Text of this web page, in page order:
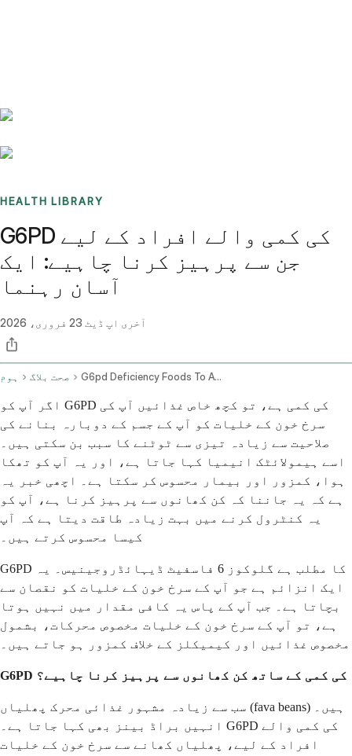
HEALTH LIBRARY
G6PD کی کمی والے افراد کے لیے
جن سے پرہیز کرنا چاہیے: ایک
آسان رہنما
آخری اپ ڈیٹ 23 فروری، 2026
ہوم صحت بلاگ G6pd Deficiency Foods To Avoid
اگر آپ کو G6PD کی کمی ہے، تو کچھ خاص غذائیں آپ کی
سرخ خون کے خلیات کو آپ کے جسم کے دوبارہ بنانے کی
صلاحیت سے زیادہ تیزی سے ٹوٹنے کا سبب بن سکتی ہیں۔
اسے ہیمولائٹک انیمیا کہا جاتا ہے، اور یہ آپ کو تھکا
ہوا، کمزور اور بیمار محسوس کر سکتا ہے۔ اچھی خبر یہ
ہے کہ یہ جاننا کہ کن کھانوں سے پرہیز کرنا ہے، آپ کو
یہ کنٹرول کرنے میں بہت زیادہ طاقت دیتا ہے کہ آپ
کیسا محسوس کرتے ہیں۔
G6PD کا مطلب ہے گلوکوز 6 فاسفیٹ ڈیہائڈروجینیس۔ یہ
ایک انزائم ہے جو آپ کے سرخ خون کے خلیات کو نقصان سے
بچاتا ہے۔ جب آپ کے پاس یہ کافی مقدار میں نہیں ہوتا
ہے، تو آپ کے سرخ خون کے خلیات مخصوص محرکات، بشمول
مخصوص غذائیں اور کیمیکلز کے خلاف کمزور ہو جاتے ہیں۔
G6PD کی کمی کے ساتھ کن کھانوں سے پرہیز کرنا چاہیے؟
سب سے زیادہ مشہور غذائی محرک پھلیاں (fava beans) ہیں۔
انہیں براڈ بینز بھی کہا جاتا ہے۔ G6PD کی کمی والے
افراد کے لیے، پھلیاں کھانے سے سرخ خون کے خلیات